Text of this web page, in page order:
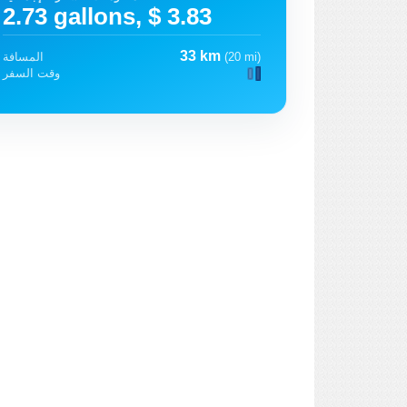
2.73 gallons, $ 3.83
المسافة 33 km (20 mi)
وقت السفر